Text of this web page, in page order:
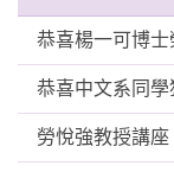
恭喜楊一可博
恭喜中文系同
勞悅強教授講座